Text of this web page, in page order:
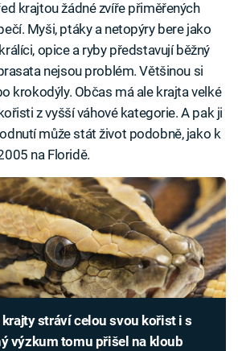
krajtou žádné zvíře přiměřených
Myši, ptáky a netopýry bere jako
opice a ryby představují běžný
nejsou problém. Většinou si
krokodýly. Občas má ale krajta velké
z vyšší váhové kategorie. A pak ji
může stát život podobně, jako k
na Floridě.
krajty stráví celou svou kořist i s
výzkum tomu přišel na kloub